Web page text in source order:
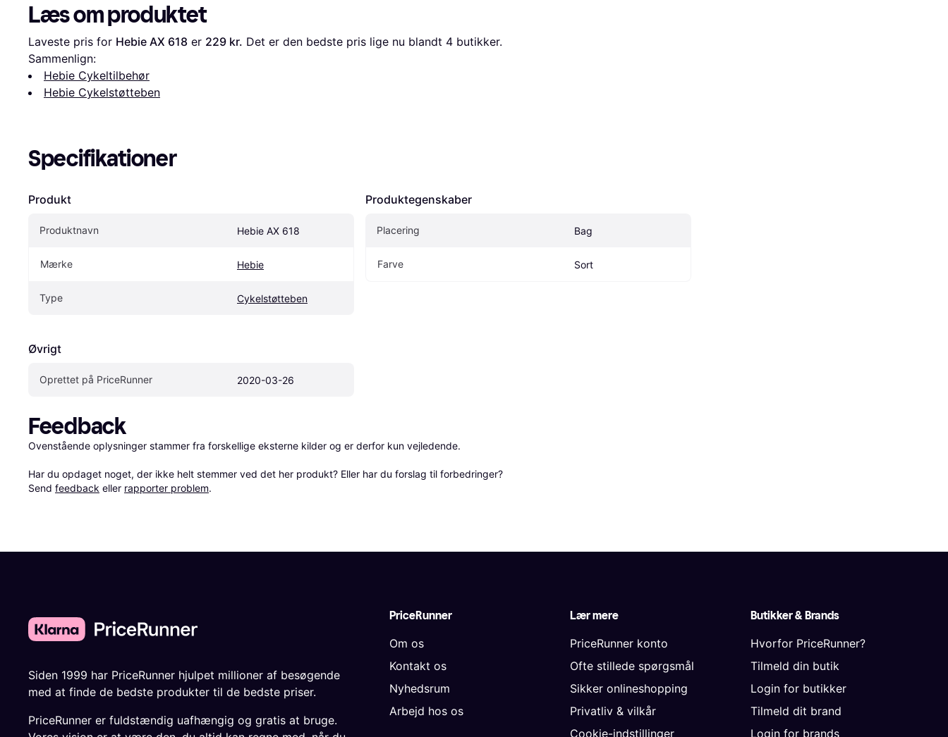
Læs om produktet
Laveste pris for Hebie AX 618 er 229 kr. Det er den bedste pris lige nu blandt 4 butikker.
Sammenlign:
Hebie Cykeltilbehør
Hebie Cykelstøtteben
Specifikationer
Produkt
Produktnavn Hebie AX 618
Mærke Hebie
Type Cykelstøtteben
Øvrigt
Oprettet på PriceRunner 2020-03-26
Produktegenskaber
Placering Bag
Farve Sort
Feedback
Ovenstående oplysninger stammer fra forskellige eksterne kilder og er derfor kun vejledende.
Har du opdaget noget, der ikke helt stemmer ved det her produkt? Eller har du forslag til forbedringer?
Send feedback eller rapporter problem.
PriceRunner
Om os
Kontakt os
Nyhedsrum
Arbejd hos os
Lær mere
PriceRunner konto
Ofte stillede spørgsmål
Sikker onlineshopping
Privatliv & vilkår
Cookie-indstillinger
Butikker & Brands
Hvorfor PriceRunner?
Tilmeld din butik
Login for butikker
Tilmeld dit brand
Login for brands
Siden 1999 har PriceRunner hjulpet millioner af besøgende
med at finde de bedste produkter til de bedste priser.
PriceRunner er fuldstændig uafhængig og gratis at bruge.